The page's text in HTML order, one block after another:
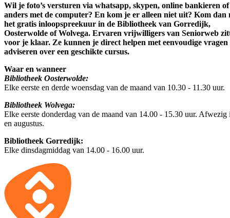
Wil je foto’s versturen via whatsapp, skypen, online bankieren of
anders met de computer? En kom je er alleen niet uit? Kom dan
het gratis inloopspreekuur in de Bibliotheek van Gorredijk,
Oosterwolde of Wolvega. Ervaren vrijwilligers van Seniorweb
voor je klaar. Ze kunnen je direct helpen met eenvoudige vragen
adviseren over een geschikte cursus.
Waar en wanneer
Bibliotheek Oosterwolde:
Elke eerste en derde woensdag van de maand van 10.30 - 11.30 uur.
Bibliotheek Wolvega:
Elke eerste donderdag van de maand van 14.00 - 15.30 uur.
en augustus.
Bibliotheek Gorredijk:
Elke dinsdagmiddag van 14.00 - 16.00 uur.